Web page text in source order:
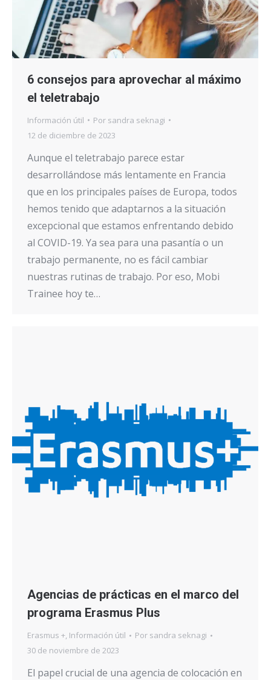
6 consejos para aprovechar al máximo
el teletrabajo
Información útil Por sandra seknagi
12 de diciembre de 2023
Aunque el teletrabajo parece estar
desarrollándose más lentamente en Francia
que en los principales países de Europa, todos
hemos tenido que adaptarnos a la situación
excepcional que estamos enfrentando debido
al COVID-19. Ya sea para una pasantía o un
trabajo permanente, no es fácil cambiar
nuestras rutinas de trabajo. Por eso, Mobi
Trainee hoy te…
Agencias de prácticas en el marco del
programa Erasmus Plus
Erasmus +, Información útil Por sandra seknagi
30 de noviembre de 2023
El papel crucial de una agencia de colocación en